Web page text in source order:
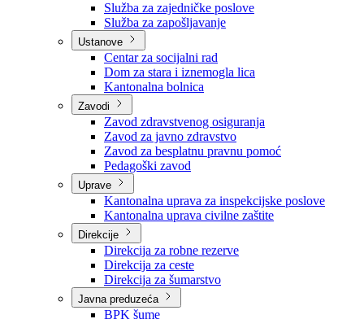
Službe
Služba za odnose s javnošću
Služba za zajedničke poslove
Služba za zapošljavanje
Ustanove
Centar za socijalni rad
Dom za stara i iznemogla lica
Kantonalna bolnica
Zavodi
Zavod zdravstvenog osiguranja
Zavod za javno zdravstvo
Zavod za besplatnu pravnu pomoć
Pedagoški zavod
Uprave
Kantonalna uprava za inspekcijske poslove
Kantonalna uprava civilne zaštite
Direkcije
Direkcija za robne rezerve
Direkcija za ceste